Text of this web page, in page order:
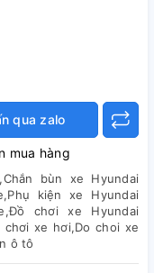
qua zalo
mua hàng
bùn xe Hyundai
kiện xe Hyundai
chơi xe Hyundai
chơi xe hơi,Do choi xe
ô tô